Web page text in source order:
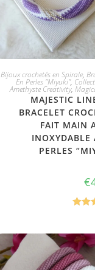
JE L'ADOPTE
Bijoux crochetés en Spirale,
En Perles "Miyuki",
Amethyste Creativity,
MAJESTIC
BRACELET
FAIT MAIN
INOXYDABLE
PERLES
€